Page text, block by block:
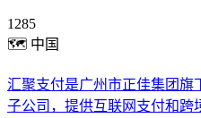
1285
🗺 中国
汇聚支付是广州市正佳集团旗
子公司，提供互联网支付和跨